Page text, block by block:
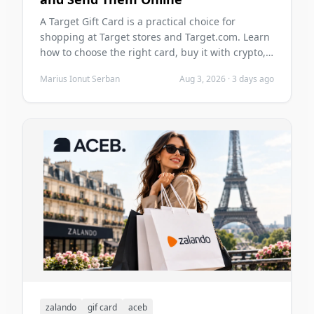
A Target Gift Card is a practical choice for
shopping at Target stores and Target.com. Learn
how to choose the right card, buy it with crypto,
common mistakes before you purchase.
Marius Ionut Serban Aug 3, 2026 · 3 days ago
zalando gif card aceb